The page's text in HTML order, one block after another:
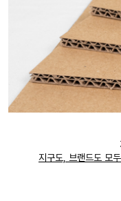
지구도, 브랜드도 모